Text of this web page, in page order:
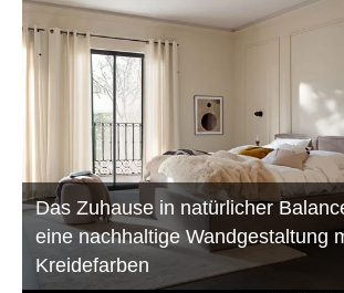
Das Zuhause in natürlicher
eine nachhaltige Wandgestaltung
Kreidefarben